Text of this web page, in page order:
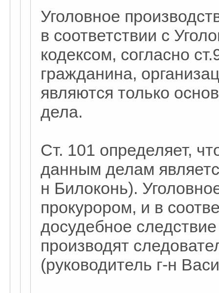
Уголовное
в соответствии с
кодексом, согласно
гражданина,
являются только
дела.
Ст. 101 определяет,
данным делам
н Билоконь).
прокурором, и в
досудебное
производят
(руководитель г-н